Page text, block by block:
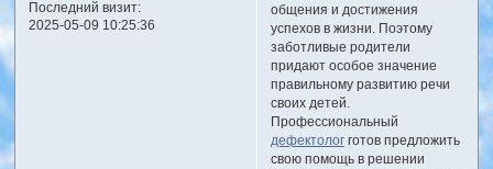
Последний визит:
2025-05-09 10:25:36
общения и достижения
успехов в жизни. Поэтому
заботливые родители
придают особое значение
правильному развитию речи
своих детей.
Профессиональный
дефектологготов предложить
свою помощь в решении